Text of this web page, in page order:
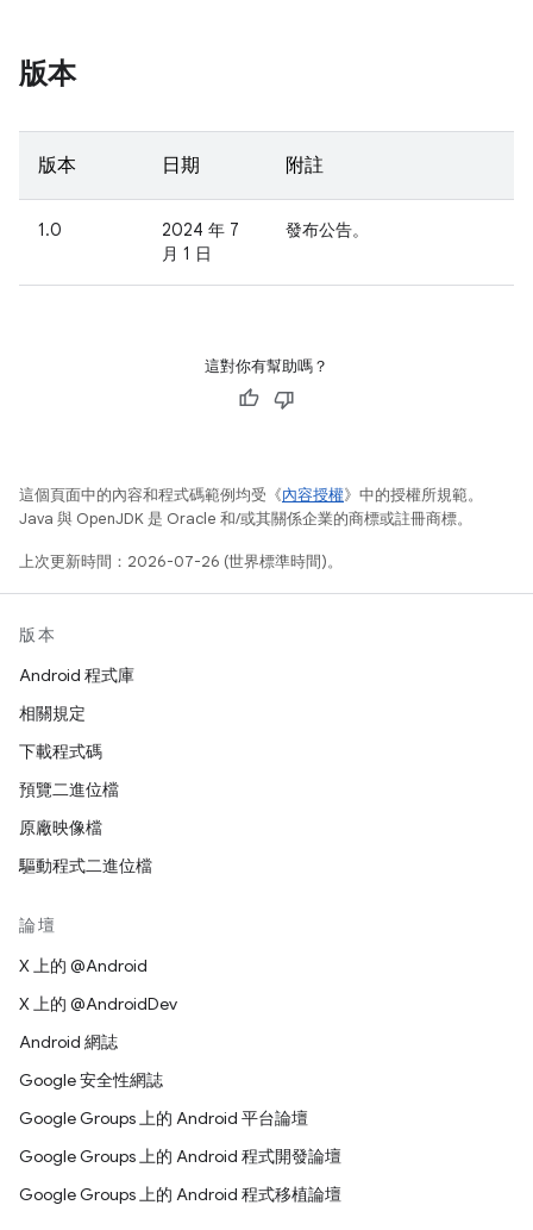
版本
版本 日期 附註
1.0
2024 年 7
月 1 日
發布公告。
這對你有幫助嗎？
這個頁面中的內容和程式碼範例均受《內容授權》中的授權所規範。
Java 與 OpenJDK 是 Oracle 和/或其關係企業的商標或註冊商標。
上次更新時間：2026-07-26 (世界標準時間)。
版本
Android 程式庫
相關規定
下載程式碼
預覽二進位檔
原廠映像檔
驅動程式二進位檔
論壇
X 上的 @Android
X 上的 @AndroidDev
Android 網誌
Google 安全性網誌
Google Groups 上的 Android 平台論壇
Google Groups 上的 Android 程式開發論壇
Google Groups 上的 Android 程式移植論壇